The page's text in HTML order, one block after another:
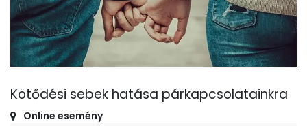
Kötődési sebek hatása párkapcsolatainkra
Online esemény